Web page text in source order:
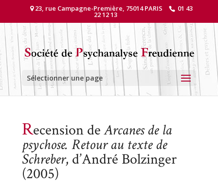
23, rue Campagne-Première, 75014 PARIS 01 43
22 12 13
Sélectionner une page
Recension deArcanes de la
psychose. Retour au texte de
Schreber, d’André Bolzinger
(2005)